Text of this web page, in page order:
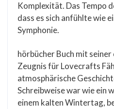
Komplexität. Das Tempo
dass es sich anfühlte wie
Symphonie.
hörbücher Buch mit
Zeugnis für Lovecrafts
atmosphärische
Schreibweise war wie ein
einem kalten Wintertag,